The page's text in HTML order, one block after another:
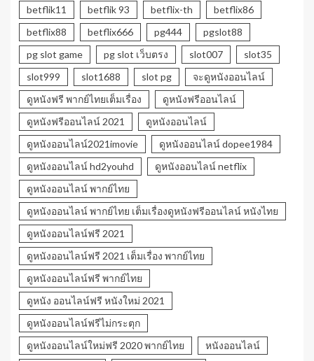
betflik11 betflik 93 betflix-th
betflix86
betflix88
betflix666 pg444
pgslot88
pg slot game
pg slot เว็บตรง slot007
slot35
slot999
slot1688 slot pg
จะดูหนังออนไลน์
ดูหนังฟรี พากย์ไทยเต็มเรื่อง
ดูหนังฟรีออนไลน์
ดูหนังฟรีออนไลน์ 2021
ดูหนังออนไลน์
ดูหนังออนไลน์2021imovie
ดูหนังออนไลน์ dopee1984
ดูหนังออนไลน์ hd2youhd
ดูหนังออนไลน์ netflix
ดูหนังออนไลน์ พากย์ไทย
ดูหนังออนไลน์ พากย์ไทย เต็มเรื่องดูหนังฟรีออนไลน์ หนังไทย
ดูหนังออนไลน์ฟรี 2021
ดูหนังออนไลน์ฟรี 2021 เต็มเรื่อง พากย์ไทย
ดูหนังออนไลน์ฟรี พากย์ไทย
ดูหนัง ออนไลน์ฟรี หนังใหม่ 2021
ดูหนังออนไลน์ฟรีไม่กระตุก
ดูหนังออนไลน์ใหม่ฟรี 2020 พากย์ไทย
หนังออนไลน์